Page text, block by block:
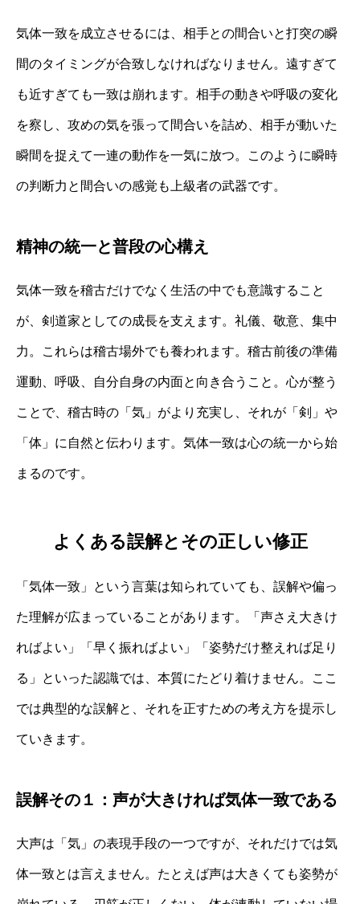
気体一致を成立させるには、相手との間合いと打突の瞬
間のタイミングが合致しなければなりません。遠すぎて
も近すぎても一致は崩れます。相手の動きや呼吸の変化
を察し、攻めの気を張って間合いを詰め、相手が動いた
瞬間を捉えて一連の動作を一気に放つ。このように瞬時
の判断力と間合いの感覚も上級者の武器です。
精神の統一と普段の心構え
気体一致を稽古だけでなく生活の中でも意識すること
が、剣道家としての成長を支えます。礼儀、敬意、集中
力。これらは稽古場外でも養われます。稽古前後の準備
運動、呼吸、自分自身の内面と向き合うこと。心が整う
ことで、稽古時の「気」がより充実し、それが「剣」や
「体」に自然と伝わります。気体一致は心の統一から始
まるのです。
よくある誤解とその正しい修正
「気体一致」という言葉は知られていても、誤解や偏っ
た理解が広まっていることがあります。「声さえ大きけ
ればよい」「早く振ればよい」「姿勢だけ整えれば足り
る」といった認識では、本質にたどり着けません。ここ
では典型的な誤解と、それを正すための考え方を提示し
ていきます。
誤解その１：声が大きければ気体一致である
大声は「気」の表現手段の一つですが、それだけでは気
体一致とは言えません。たとえば声は大きくても姿勢が